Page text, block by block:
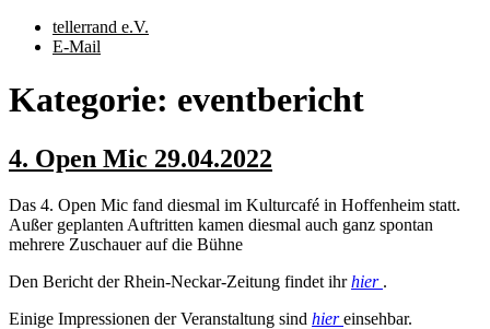
tellerrand e.V.
E-Mail
Kategorie: eventbericht
4. Open Mic 29.04.2022
Das 4. Open Mic fand diesmal im Kulturcafé in Hoffenheim statt.
Außer geplanten Auftritten kamen diesmal auch ganz spontan
mehrere Zuschauer auf die Bühne
Den Bericht der Rhein-Neckar-Zeitung findet ihrhier .
Einige Impressionen der Veranstaltung sind hier einsehbar.